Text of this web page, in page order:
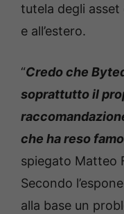
tutela degli
e all’estero.
“Credo che
soprattutto il
che ha reso
spiegato Matteo
Secondo
alla base un